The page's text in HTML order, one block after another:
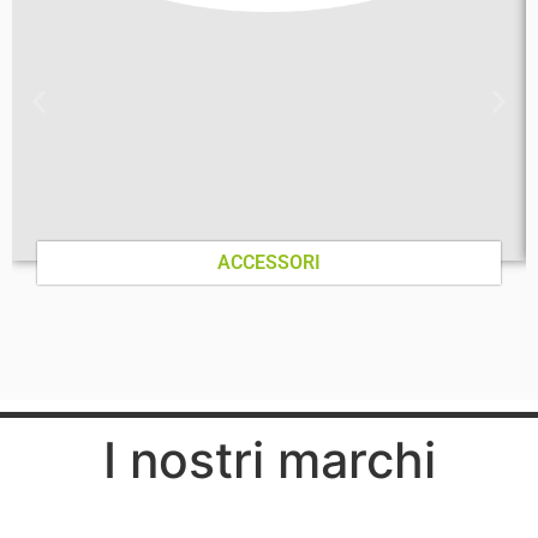
ACCESSORI
I nostri marchi